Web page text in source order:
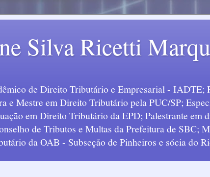
Silva Ricetti
de Direito Tributário e Empresarial - IADTE;
e Mestre em Direito Tributário pela PUC/SP;
em Direito Tributário da EPD; Palestrante em
de Tributos e Multas da Prefeitura de SBC;
da OAB - Subseção de Pinheiros e sócia do